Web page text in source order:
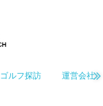
ゴルフ探訪 運営会社